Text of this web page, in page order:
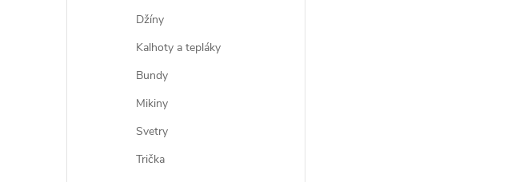
Džíny
Kalhoty a tepláky
Bundy
Mikiny
Svetry
Trička